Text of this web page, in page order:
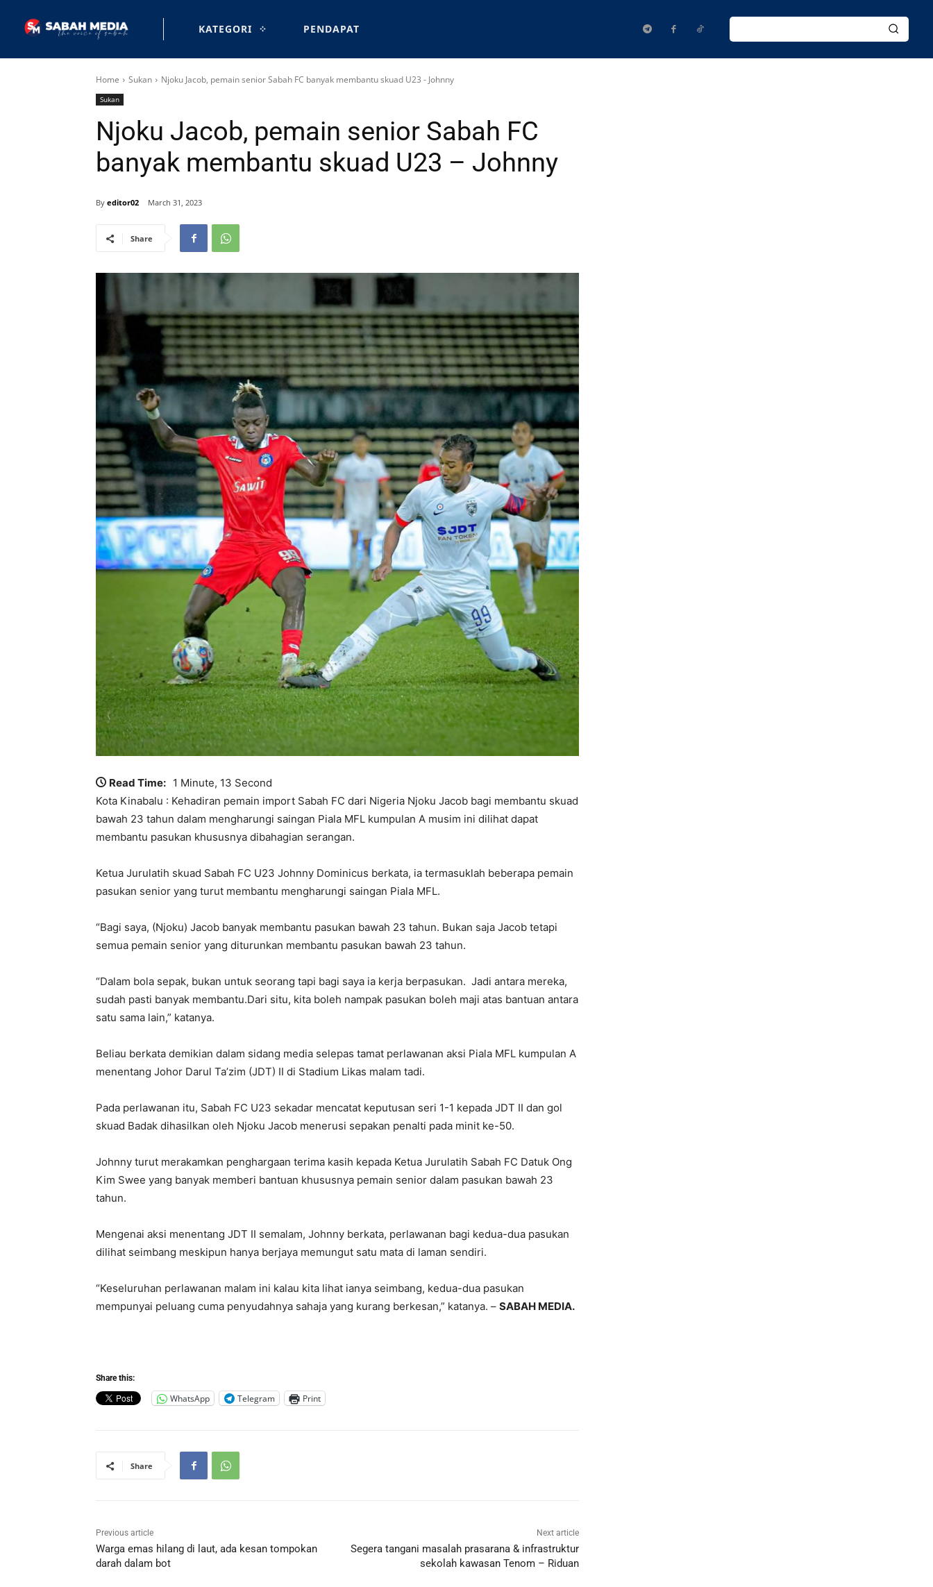
KATEGORI PENDAPAT
Home Sukan Njoku Jacob, pemain senior Sabah FC banyak membantu skuad U23 - Johnny
Sukan
Njoku Jacob, pemain senior Sabah FC
banyak membantu skuad U23 – Johnny
By editor02 March 31, 2023
Share
Read Time: 1 Minute, 13 Second
Kota Kinabalu : Kehadiran pemain import Sabah FC dari Nigeria Njoku Jacob bagi membantu skuad
bawah 23 tahun dalam mengharungi saingan Piala MFL kumpulan A musim ini dilihat dapat
membantu pasukan khususnya dibahagian serangan.
Ketua Jurulatih skuad Sabah FC U23 Johnny Dominicus berkata, ia termasuklah beberapa pemain
pasukan senior yang turut membantu mengharungi saingan Piala MFL.
“Bagi saya, (Njoku) Jacob banyak membantu pasukan bawah 23 tahun. Bukan saja Jacob tetapi
semua pemain senior yang diturunkan membantu pasukan bawah 23 tahun.
“Dalam bola sepak, bukan untuk seorang tapi bagi saya ia kerja berpasukan. Jadi antara mereka,
sudah pasti banyak membantu.Dari situ, kita boleh nampak pasukan boleh maji atas bantuan antara
satu sama lain,” katanya.
Beliau berkata demikian dalam sidang media selepas tamat perlawanan aksi Piala MFL kumpulan A
menentang Johor Darul Ta’zim (JDT) II di Stadium Likas malam tadi.
Pada perlawanan itu, Sabah FC U23 sekadar mencatat keputusan seri 1-1 kepada JDT II dan gol
skuad Badak dihasilkan oleh Njoku Jacob menerusi sepakan penalti pada minit ke-50.
Johnny turut merakamkan penghargaan terima kasih kepada Ketua Jurulatih Sabah FC Datuk Ong
Kim Swee yang banyak memberi bantuan khususnya pemain senior dalam pasukan bawah 23
tahun.
Mengenai aksi menentang JDT II semalam, Johnny berkata, perlawanan bagi kedua-dua pasukan
dilihat seimbang meskipun hanya berjaya memungut satu mata di laman sendiri.
“Keseluruhan perlawanan malam ini kalau kita lihat ianya seimbang, kedua-dua pasukan
mempunyai peluang cuma penyudahnya sahaja yang kurang berkesan,” katanya. – SABAH MEDIA.
Share this:
WhatsApp Telegram Print
Share
Previous article
Warga emas hilang di laut, ada kesan tompokan
darah dalam bot
Next article
Segera tangani masalah prasarana & infrastruktur
sekolah kawasan Tenom – Riduan